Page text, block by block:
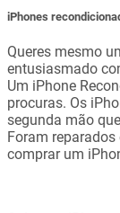
iPhones
Queres mesmo
entusiasmado
Um iPhone
procuras. Os
segunda mão
Foram reparados
comprar um